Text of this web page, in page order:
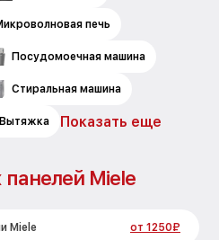
печь
Посудомоечная машина
Стиральная машина
Вытяжка Показать еще
Miele
Miele от 1250₽